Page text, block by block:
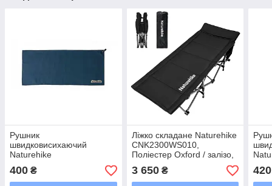
Рушник
швидковисихаючий
Naturehike
CNK2300SS010, 90*38,
темно-синій
400 ₴
Ліжко складане Naturehike
CNK2300WS010,
Поліестер Oxford / залізо,
чорний
3 650₴ 420